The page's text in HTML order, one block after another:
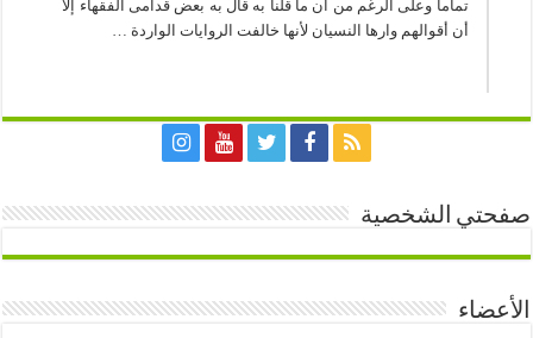
تماما وعلى الرغم من أن ما قلنا به قال به بعض قدامى الفقهاء إلا
أن أقوالهم وارها النسيان لأنها خالفت الروايات الواردة …
صفحتي الشخصية
الأعضاء